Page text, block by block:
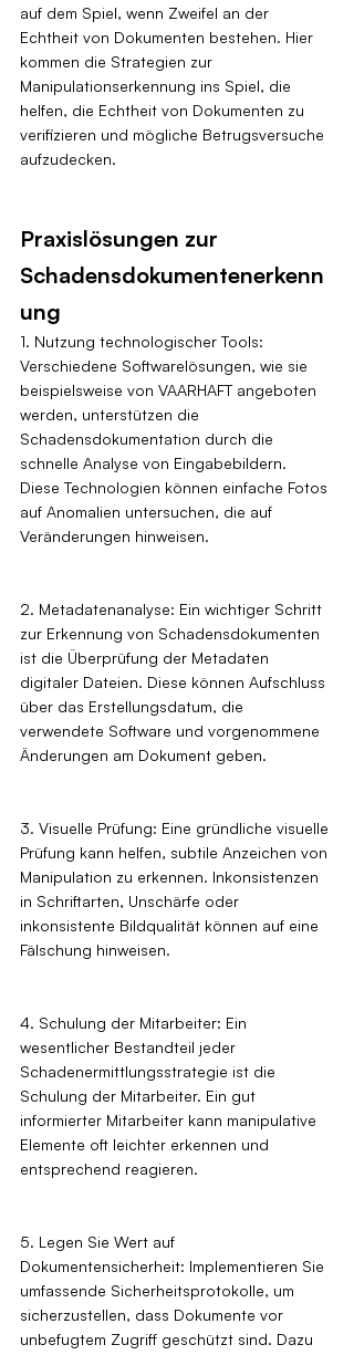
auf dem Spiel, wenn Zweifel an der
Echtheit von Dokumenten bestehen. Hier
kommen die Strategien zur
Manipulationserkennung ins Spiel, die
helfen, die Echtheit von Dokumenten zu
verifizieren und mögliche Betrugsversuche
aufzudecken.
Praxislösungen zur
Schadensdokumentenerkenn
ung
1. Nutzung technologischer Tools:
Verschiedene Softwarelösungen, wie sie
beispielsweise von VAARHAFT angeboten
werden, unterstützen die
Schadensdokumentation durch die
schnelle Analyse von Eingabebildern.
Diese Technologien können einfache Fotos
auf Anomalien untersuchen, die auf
Veränderungen hinweisen.
2. Metadatenanalyse: Ein wichtiger Schritt
zur Erkennung von Schadensdokumenten
ist die Überprüfung der Metadaten
digitaler Dateien. Diese können Aufschluss
über das Erstellungsdatum, die
verwendete Software und vorgenommene
Änderungen am Dokument geben.
3. Visuelle Prüfung: Eine gründliche visuelle
Prüfung kann helfen, subtile Anzeichen von
Manipulation zu erkennen. Inkonsistenzen
in Schriftarten, Unschärfe oder
inkonsistente Bildqualität können auf eine
Fälschung hinweisen.
4. Schulung der Mitarbeiter: Ein
wesentlicher Bestandteil jeder
Schadenermittlungsstrategie ist die
Schulung der Mitarbeiter. Ein gut
informierter Mitarbeiter kann manipulative
Elemente oft leichter erkennen und
entsprechend reagieren.
5. Legen Sie Wert auf
Dokumentensicherheit: Implementieren Sie
umfassende Sicherheitsprotokolle, um
sicherzustellen, dass Dokumente vor
unbefugtem Zugriff geschützt sind. Dazu